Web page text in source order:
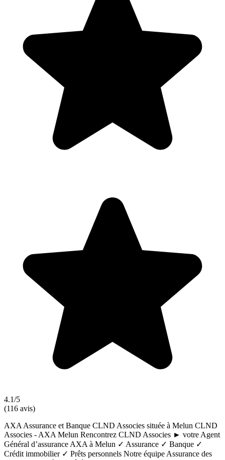
4.1/5
(116 avis)
AXA Assurance et Banque CLND Associes située à Melun CLND
Associes - AXA Melun Rencontrez CLND Associes ► votre Agent
Général d’assurance AXA à Melun ✓ Assurance ✓ Banque ✓
Crédit immobilier ✓ Prêts personnels Notre équipe Assurance des